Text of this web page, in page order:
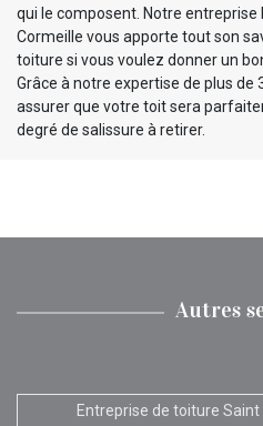
qui le composent. Notre entreprise
Cormeille vous apporte tout son
toiture si vous voulez donner un
Grâce à notre expertise de plus de
assurer que votre toit sera
degré de salissure à retirer.
Autres
Entreprise de toiture